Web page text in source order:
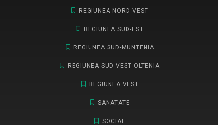
REGIUNEA NORD-VEST
REGIUNEA SUD-EST
REGIUNEA SUD-MUNTENIA
REGIUNEA SUD-VEST OLTENIA
REGIUNEA VEST
SANATATE
SOCIAL